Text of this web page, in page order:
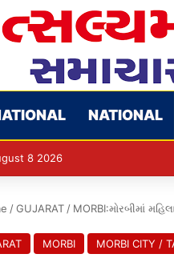
NATIONAL
8 2026
/ GUJARAT / MORBI:મોરબીમાં
MORBI MORBI CITY /